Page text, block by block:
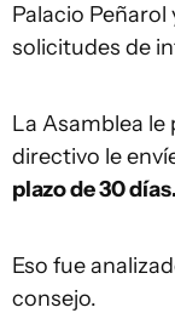
Palacio
solicitudes de
La Asamblea le
directivo le
plazo de 30 días.
Eso fue
consejo.